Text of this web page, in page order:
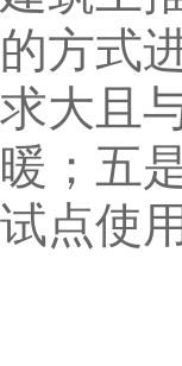
的方式
求大且
暖；五
试点使